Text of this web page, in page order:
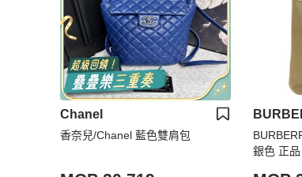
Chanel
香奈兒/Chanel 藍色雙肩包
銀色 正